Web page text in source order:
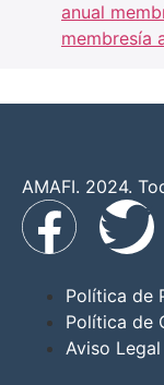
anual
membresía
AMAFI. 2024.
Política de
Política de
Aviso Legal